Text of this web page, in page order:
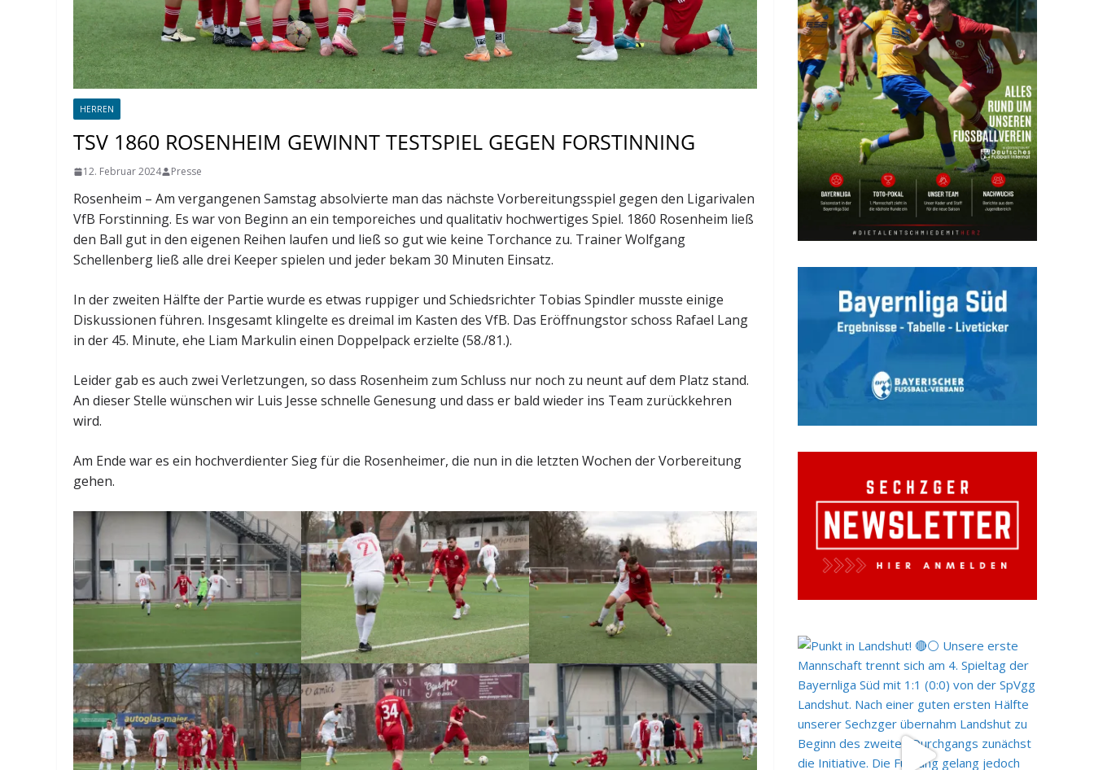
HERREN
TSV 1860 ROSENHEIM GEWINNT TESTSPIEL GEGEN FORSTINNING
12. Februar 2024 Presse
Rosenheim – Am vergangenen Samstag absolvierte man das nächste Vorbereitungsspiel gegen den Ligarivalen
VfB Forstinning. Es war von Beginn an ein temporeiches und qualitativ hochwertiges Spiel. 1860 Rosenheim ließ
den Ball gut in den eigenen Reihen laufen und ließ so gut wie keine Torchance zu. Trainer Wolfgang
Schellenberg ließ alle drei Keeper spielen und jeder bekam 30 Minuten Einsatz.
In der zweiten Hälfte der Partie wurde es etwas ruppiger und Schiedsrichter Tobias Spindler musste einige
Diskussionen führen. Insgesamt klingelte es dreimal im Kasten des VfB. Das Eröffnungstor schoss Rafael Lang
in der 45. Minute, ehe Liam Markulin einen Doppelpack erzielte (58./81.).
Leider gab es auch zwei Verletzungen, so dass Rosenheim zum Schluss nur noch zu neunt auf dem Platz stand.
An dieser Stelle wünschen wir Luis Jesse schnelle Genesung und dass er bald wieder ins Team zurückkehren
wird.
Am Ende war es ein hochverdienter Sieg für die Rosenheimer, die nun in die letzten Wochen der Vorbereitung
gehen.